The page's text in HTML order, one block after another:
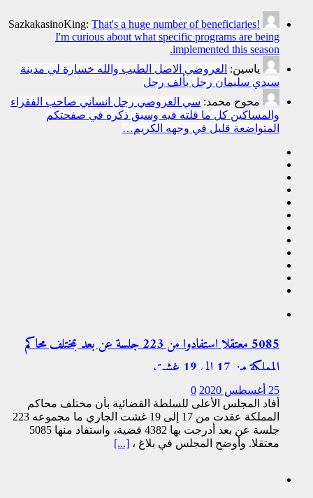
SazkakasinoKing: That's a huge number of beneficiaries!
I'm curious about what specific programs are being
implemented this season.
ياسين: العروضي الاصل الطيب والله خسارة لي مدينة
سيدي سليمان رجل بألف رجل
محوح محمد: سي العروصي رجل انساني صاحب الفقراء
والمساكين كل ما قلته فيه وسبق ذكره في صفحتكم
المتواضعة قليل في وجهه الكريم…
5085 معتقلا استفادوا من 223 جلسة عن بعد بمختلف محاكم
المملكة من 17 إلى 19 غشت
25 أغسطس 2020
0
أفاد المجلس الأعلى للسلطة القضائية بأن مختلف محاكم
المملكة عقدت من 17 إلى 19 غشت الجاري ما مجموعه 223
جلسة عن بعد أدرجت بها 4382 قضية، واستفاد منها 5085
معتقلا. وأوضح المجلس في بلاغ ، [...]